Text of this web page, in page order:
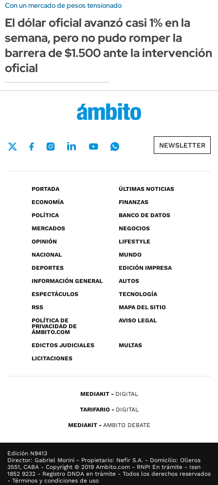
Con un mercado de pesos tensionado
El dólar oficial avanzó casi 1% en la
semana, pero no pudo romper la
barrera de $1.500 ante la intervención
oficial
NEWSLETTER
PORTADA
ÚLTIMAS NOTICIAS
ECONOMÍA
FINANZAS
POLÍTICA
BANCO DE DATOS
MERCADOS
NEGOCIOS
OPINIÓN
LIFESTYLE
NACIONAL
MUNDO
DEPORTES
EDICIÓN IMPRESA
INFORMACIÓN GENERAL
AUTOS
ESPECTÁCULOS
TECNOLOGÍA
RSS
MAPA DEL SITIO
POLÍTICA DE
PRIVACIDAD DE
ÁMBITO.COM
AVISO LEGAL
EDICTOS JUDICIALES
MULTAS
LICITACIONES
MEDIAKIT DIGITAL
TARIFARIO DIGITAL
MEDIAKIT AMBITO DEBATE
Edición N9413
Director: Gabriel Morini - Propietario: Nefir S.A. - Domicilio: Olleros
3551, CABA - Copyright © 2019 Ambito.com - RNPI En trámite - Issn
1852 9232 - Registro DNDA en trámite - Todos los derechos reservados
- Términos y condiciones de uso